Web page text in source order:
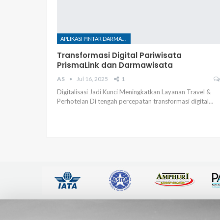
Transformasi Digital Pariwisata
PrismaLink dan Darmawisata
AS Jul 16, 2025 1
Digitalisasi Jadi Kunci Meningkatkan Layanan Travel &
Perhotelan Di tengah percepatan transformasi digital…